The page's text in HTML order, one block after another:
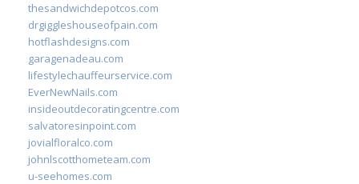
thesandwichdepotcos.com
drgiggleshouseofpain.com
hotflashdesigns.com
garagenadeau.com
lifestylechauffeurservice.com
EverNewNails.com
insideoutdecoratingcentre.com
salvatoresinpoint.com
jovialfloralco.com
johnlscotthometeam.com
u-seehomes.com